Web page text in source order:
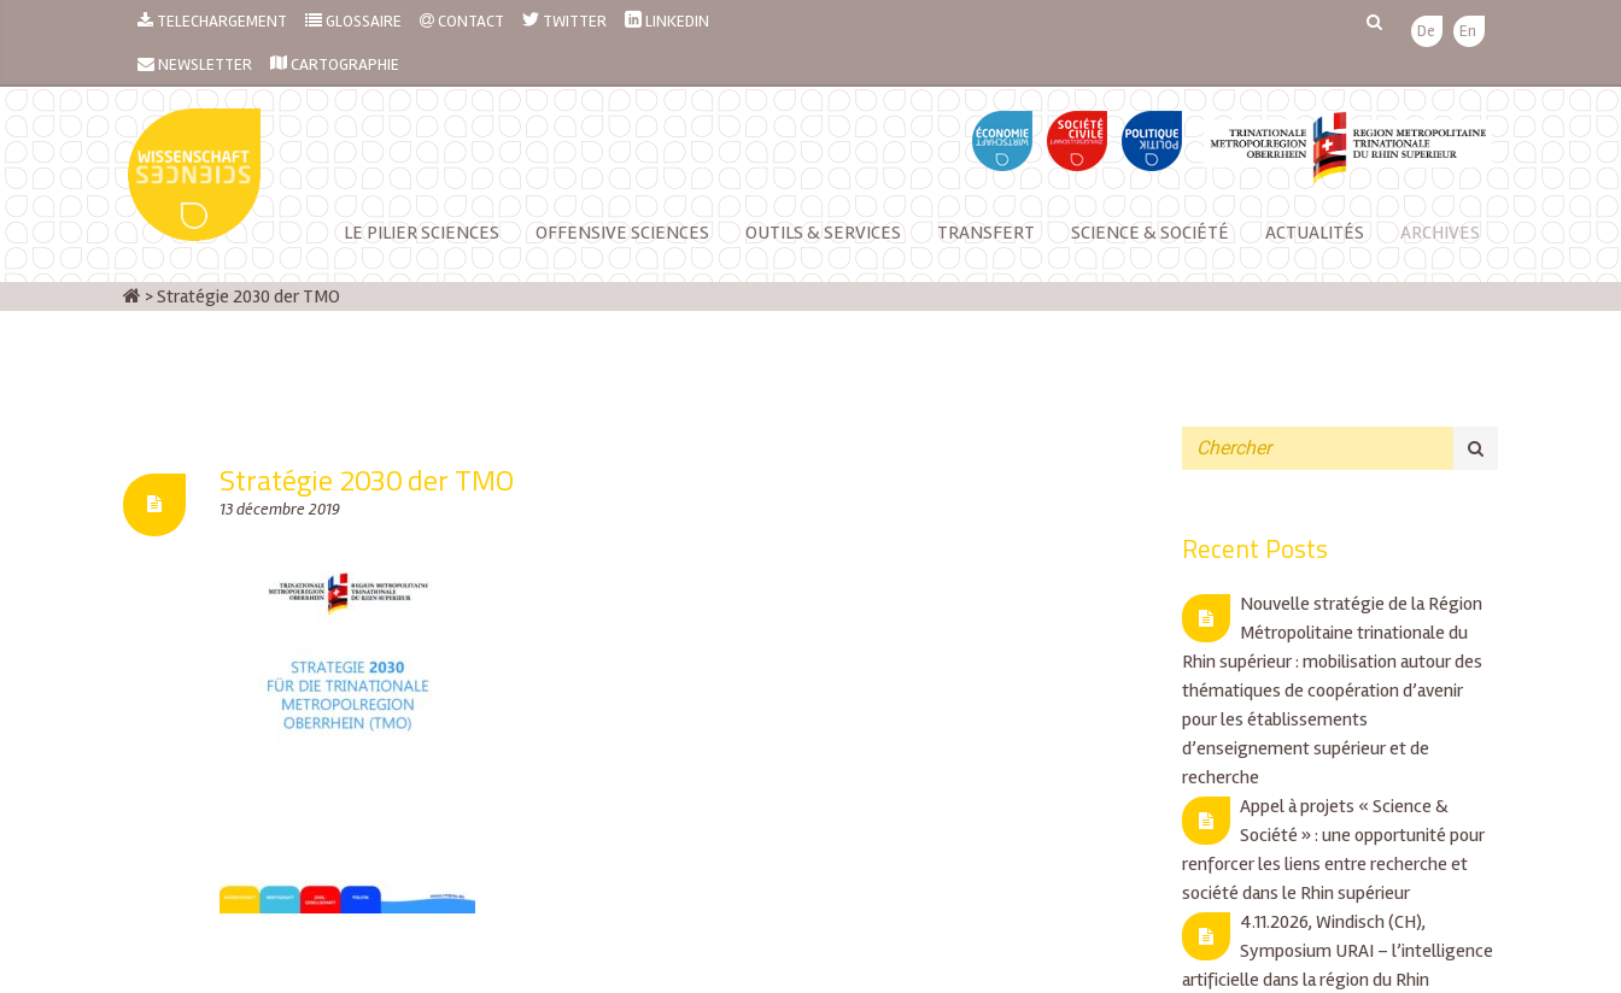
TELECHARGEMENT GLOSSAIRE CONTACT TWITTER LINKEDIN
NEWSLETTER CARTOGRAPHIE
De En
LE PILIER SCIENCES OFFENSIVE SCIENCES OUTILS & SERVICES TRANSFERT SCIENCE & SOCIÉTÉ ACTUALITÉS ARCHIVES
>Stratégie 2030 der TMO
Stratégie 2030 der TMO
13 décembre 2019
Recent Posts
Nouvelle stratégie de la Région
Métropolitaine trinationale du
Rhin supérieur : mobilisation autour des
thématiques de coopération d’avenir
pour les établissements
d’enseignement supérieur et de
recherche
Appel à projets « Science &
Société » : une opportunité pour
renforcer les liens entre recherche et
société dans le Rhin supérieur
4.11.2026, Windisch (CH),
Symposium URAI – l’intelligence
artificielle dans la région du Rhin